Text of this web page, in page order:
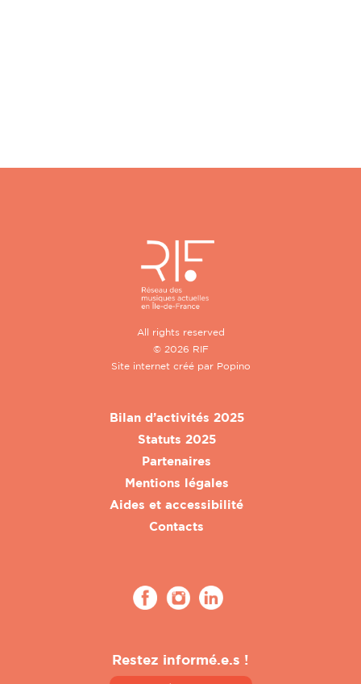
All rights reserved
© 2026 RIF
Site internet créé par Popino
Bilan d’activités 2025
Statuts 2025
Partenaires
Mentions légales
Aides et accessibilité
Contacts
Restez informé.e.s !